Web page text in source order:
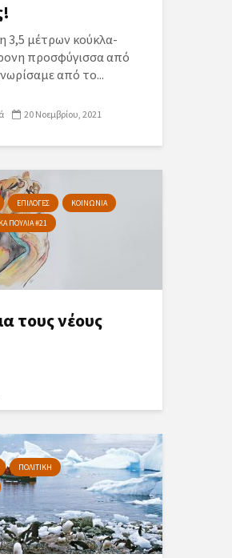
3,5 μέτρων κούκλα-
προσφύγισσα από
από το...
20 Νοεμβρίου, 2021
ΕΠΙΛΟΓΕΣ
ΚΟΙΝΩΝΙΑ
ΠΟΥΛΙΑ #21
τους νέους
ΠΟΛΙΤΙΚΗ